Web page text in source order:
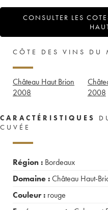
CONSULTER LES
CÔTE DES VINS DU
Château Haut Brion
2008
2008
CARACTÉRISTIQUES
CUVÉE
Région : Bordeaux
Domaine :Château Haut-
Couleur : rouge